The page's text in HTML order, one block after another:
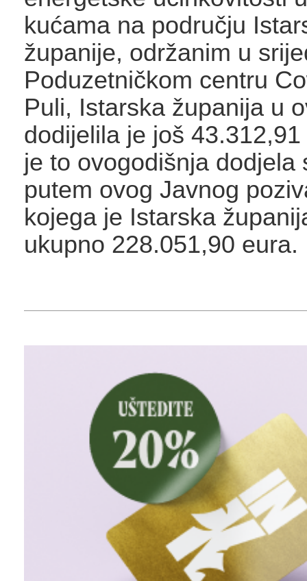
kućama na području
županije, održanim u
Poduzetničkom centru
Puli, Istarska županija u
dodijelila je još
je to ovogodišnja dodjela
putem ovog Javnog
kojega je Istarska
ukupno 228.051,90 eura.